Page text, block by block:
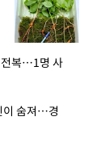
전복…1명 사
이 숨져…경